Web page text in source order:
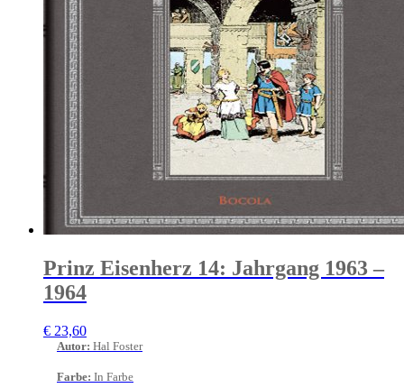
Prinz Eisenherz 14: Jahrgang 1963 –
1964
€ 23,60
Autor: Hal Foster
Farbe: In Farbe